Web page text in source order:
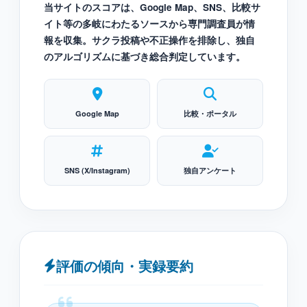
当サイトのスコアは、Google Map、SNS、比較サ
イト等の多岐にわたるソースから専門調査員が情
報を収集。サクラ投稿や不正操作を排除し、独自
のアルゴリズムに基づき総合判定しています。
Google Map 比較・ポータル
SNS (X/Instagram) 独自アンケート
評価の傾向・実録要約